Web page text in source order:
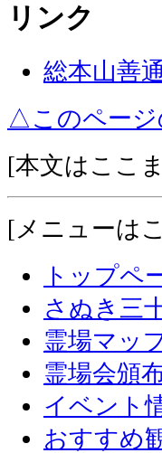
リンク
総本山善
△このページ
[本文はここ
[ メニューは
トップペ
さぬき三
霊場マッ
霊場会頒
イベント
おすすめ